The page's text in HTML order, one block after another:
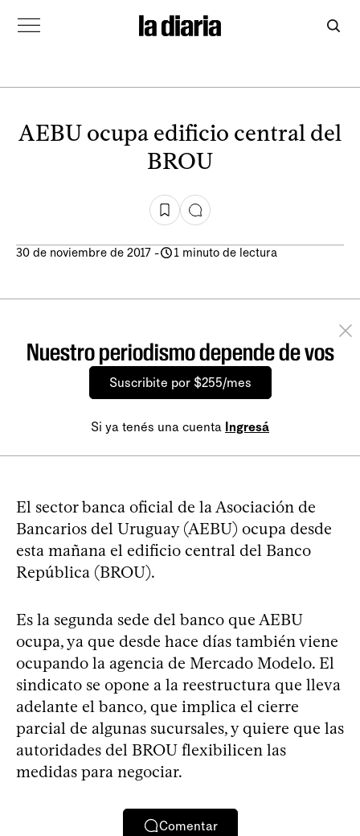
AEBU ocupa edificio central del
BROU
30 de noviembre de 2017 - 1 minuto de lectura
Nuestro periodismo depende de vos
Suscribite por $255/mes
Si ya tenés una cuenta Ingresá
El sector banca oficial de la Asociación de
Bancarios del Uruguay (AEBU) ocupa desde
esta mañana el edificio central del Banco
República (BROU).
Es la segunda sede del banco que AEBU
ocupa, ya que desde hace días también viene
ocupando la agencia de Mercado Modelo. El
sindicato se opone a la reestructura que lleva
adelante el banco, que implica el cierre
parcial de algunas sucursales, y quiere que las
autoridades del BROU flexibilicen las
medidas para negociar.
Comentar